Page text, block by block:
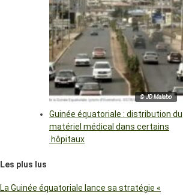
© JD Malabo
Guinée équatoriale : distribution du
matériel médical dans certains
hôpitaux
Les plus lus
La Guinée équatoriale lance sa stratégie «